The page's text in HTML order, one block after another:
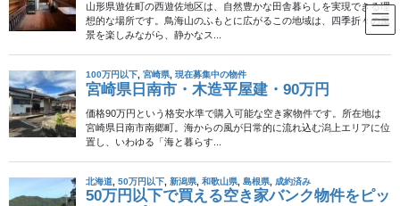
コ
ン
ツ
へ
ス
キ
プ
ナ
ビ
シ
ョ
ン
に
動
島根県
HOME 中国エリア 島根県
2012年12月18日